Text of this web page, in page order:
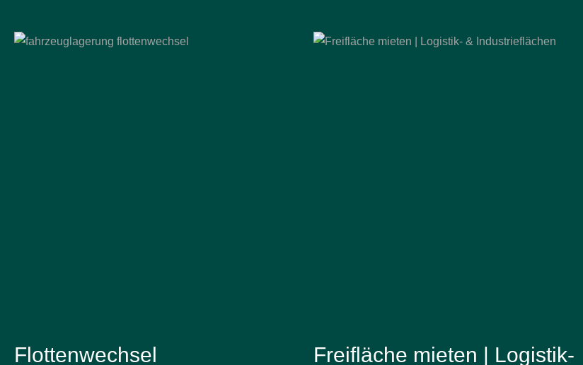
Flottenwechsel
Freifläche mieten | Logistik-